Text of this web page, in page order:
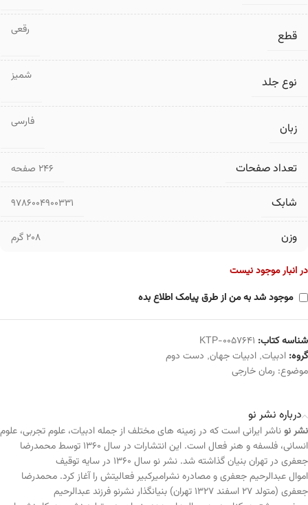
قطع رقعی
نوع جلد شمیز
زبان فارسی
تعداد صفحات ۲۴۶ صفحه
شابک 9786004900331
وزن 208 گرم
در انبار موجود نیست
موجود شد به من از طرق پیامک اطلاع بده
شناسه کتاب: KTP-0057641
گروه: ادبیات, ادبیات جهان, دست دوم
موضوع: رمان خارجی
درباره نشر نو
نشر نوناشر ایرانی است که در زمینه های مختلف از جمله ادبیات، علوم تجربی، علوم
انسانی، فلسفه و هنر فعال است. این انتشارات در سال ۱۳۶۰ توسط محمدرضا
جعفری در تهران بنیان گذاشته شد. نشر نو سال ۱۳۶۰ در سایه توقیف
اموال عبدالرحیم جعفری و مصادره نشرامیرکبیر فعالیتش را آغاز کرد. محمدرضا
جعفری (متولد ۲۷ اسفند ۱۳۲۷ تهران) بنیانگذار نشرنو فرزند عبدالرحیم